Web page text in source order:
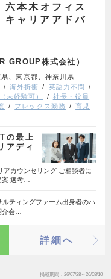
本木オフィス
ャリアアドバ
GROUP株式会社）
、東京都、神奈川県
海外折衝
英語力不問
未経験可）
社長・役員
フレックス勤務
育児
の最上
アディ
アカウンセリング ご相談者に
案 選考…
ティングファーム出身者のハ
介会…
詳細へ
掲載期間 26/07/28～26/08/10